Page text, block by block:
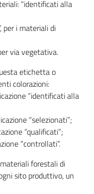
“identificati alla
per i materiali di
via vegetativa.
etichetta o
colorazioni:
“identificati alla
“selezionati”;
“qualificati”;
“controllati”.
forestali di
sito produttivo, un